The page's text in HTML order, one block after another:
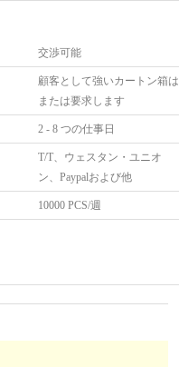
交渉可能
顧客として強いカートン箱は
または要求します
2 - 8 つの仕事日
T/T、ウェスタン・ユニオ
ン、Paypalおよび他
10000 PCS/週